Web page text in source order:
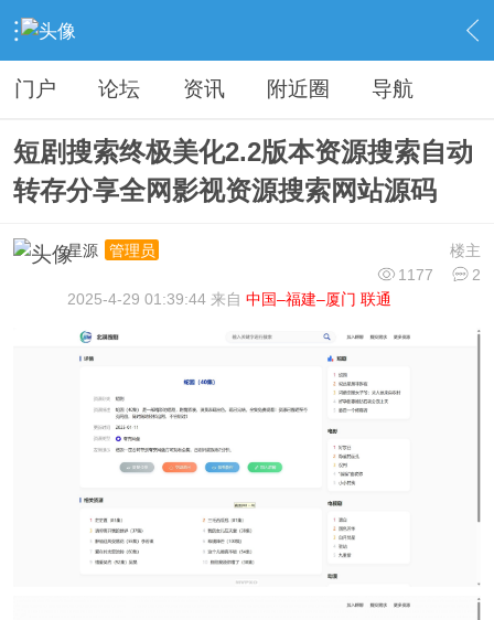
› 分类信息 › 源码模板 › 内容
门户 论坛 资讯 附近圈 导航
短剧搜索终极美化2.2版本资源搜索自动
转存分享全网影视资源搜索网站源码
楼主
星源
管理员
1177
2
2025-4-29 01:39:44 来自 中国–福建–厦门 联通